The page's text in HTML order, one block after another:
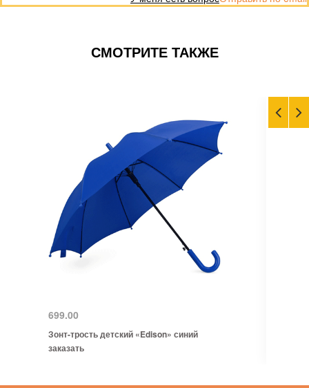
СМОТРИТЕ ТАКЖЕ
699.00
Зонт-трость детский «Edison» синий
заказать